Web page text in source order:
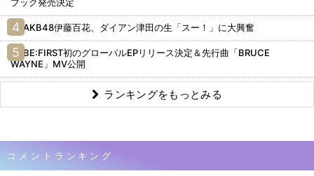
AKB48伊藤百花、ダイアン津田の生「スー！」に大興奮
BE:FIRST初のグローバルEPリリース決定＆先行曲「BRUCE
WAYNE」MV公開
ランキングをもっとみる
コメントランキング